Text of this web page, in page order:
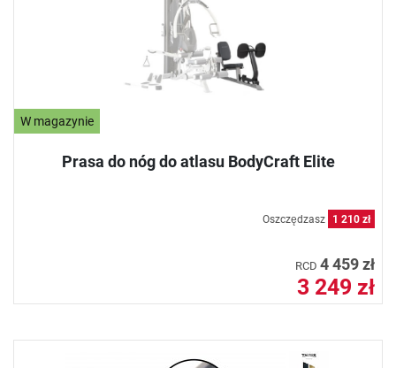
W magazynie
Prasa do nóg do atlasu BodyCraft Elite
Oszczędzasz 1 210 zł
RCD 4 459 zł
3 249 zł